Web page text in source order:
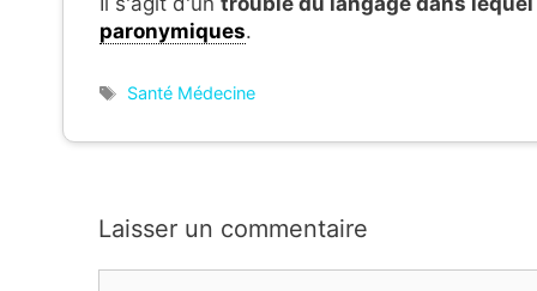
paronymiques.
Étiquettes
Santé Médecine
Laisser un commentaire